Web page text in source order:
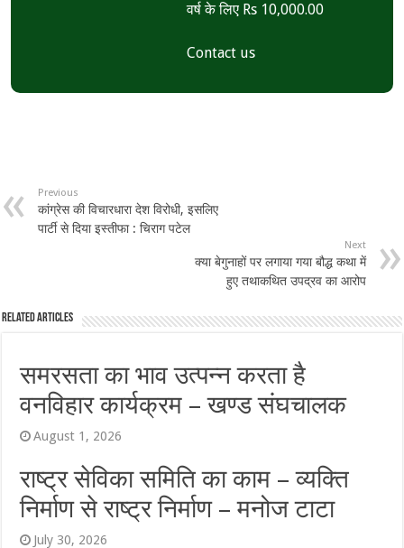
वर्ष के लिए Rs 10,000.00
Contact us
Previous
कांग्रेस की विचारधारा देश विरोधी, इसलिए
पार्टी से दिया इस्तीफा : चिराग पटेल
Next
क्या बेगुनाहों पर लगाया गया बौद्ध कथा में
हुए तथाकथित उपद्रव का आरोप
Related Articles
समरसता का भाव उत्पन्न करता है
वनविहार कार्यक्रम – खण्ड संघचालक
August 1, 2026
राष्ट्र सेविका समिति का काम – व्यक्ति
निर्माण से राष्ट्र निर्माण – मनोज टाटा
July 30, 2026